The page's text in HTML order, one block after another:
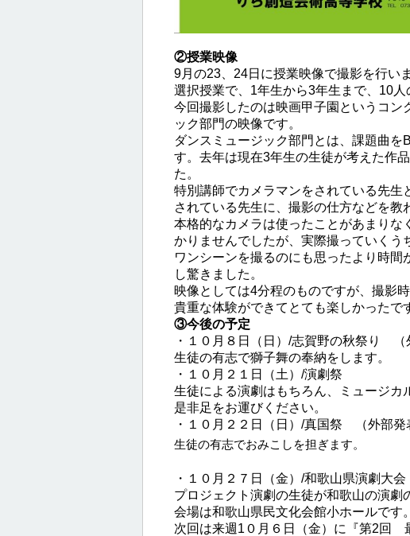
②授業映像
9月の23、24日に授業映像で撮影を行い
選択授業で、1年生から3年生まで、10人
今回撮影したのは映画甲子園というコン
ック部門の映像です。
ダンスミュージック部門とは、課題曲
す。去年は現在3年生の生徒が考えた作
た。
特別講師でカメラマンをされている先生
されている先生に、撮影の仕方などを教
本格的なカメラは使ったことがあまりな
かりませんでしたが、実際撮っていくう
ワンシーンを撮るのにも思ったより時
し驚きました。
映像としては4分程のものですが、撮影
貴重な体験ができてとても楽しかったで
③今後の予定
・１０月８日（日）/志賀野の秋祭り （
生徒の有志で獅子舞の奉納をします。
・１０月２１日（土）/演劇祭
生徒による演劇はもちろん、
ミュージカ
是非足をお運びください。
・１０月２２日（日）/真国祭 （外部発
生徒の有志でおみこしを担ぎます。
・１０月２７日（金）/和歌山県演劇大
プロジェクト演劇の生徒が和歌山の演劇
会場は和歌山県民文化会館小ホールです。
次回は来週1０月６日（金）に『第2回